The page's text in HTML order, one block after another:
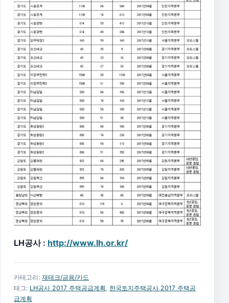
LH공사 : http://www.lh.or.kr/
카테고리: 재테크/금융/카드
태그: LH공사 2017 주택공급계획 한국토지주택공사 2017 주택공
급계획